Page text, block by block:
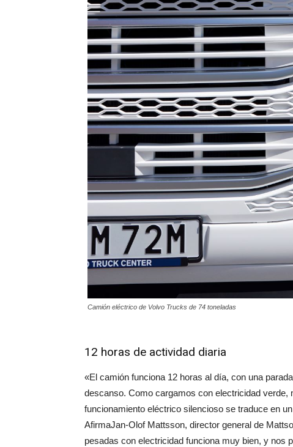
Camión eléctrico de Volvo Trucks de 74 toneladas
12 horas de actividad diaria
«El camión funciona 12 horas al día, con una
descanso. Como cargamos con electricidad
funcionamiento eléctrico silencioso se traduce en
AfirmaJan-Olof Mattsson, director general de
pesadas con electricidad funciona muy bien, y nos